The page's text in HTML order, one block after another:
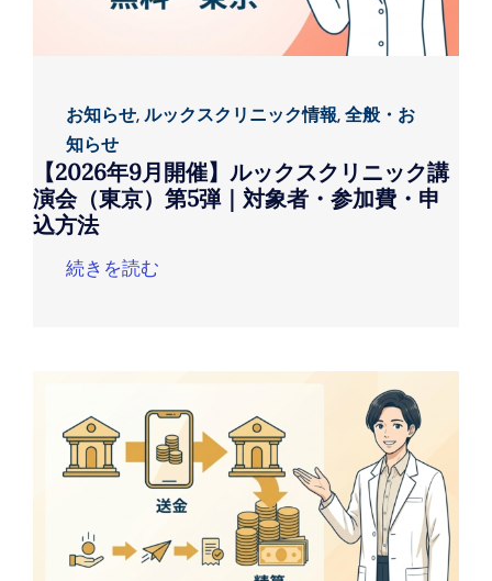
お知らせ,ルックスクリニック情報,全般・お
知らせ
【2026年9月開催】ルックスクリニック講
演会（東京）第5弾｜対象者・参加費・申
込方法
続きを読む